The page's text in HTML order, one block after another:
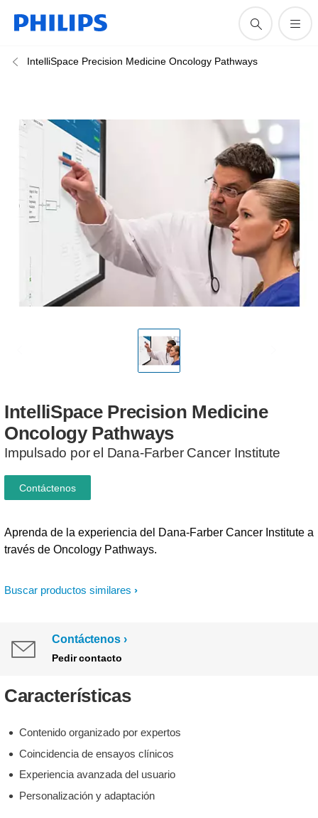
IntelliSpace Precision Medicine Oncology Pathways
IntelliSpace Precision Medicine
Oncology Pathways
Impulsado por el Dana-Farber Cancer Institute
Buscar productos similares
Aprenda de la experiencia del Dana-Farber Cancer Institute a
través de Oncology Pathways.
Contáctenos
Contáctenos
Pedir contacto
Características
Contenido organizado por expertos
Coincidencia de ensayos clínicos
Experiencia avanzada del usuario
Personalización y adaptación